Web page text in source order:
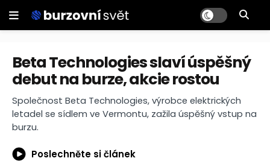
Beta Technologies slaví úspěšný
debut na burze, akcie rostou
Společnost Beta Technologies, výrobce elektrických
letadel se sídlem ve Vermontu, zažila úspěšný vstup na
burzu.
Poslechněte si článek